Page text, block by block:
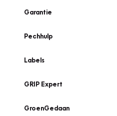
Garantie
Pechhulp
Labels
GRIP Expert
GroenGedaan